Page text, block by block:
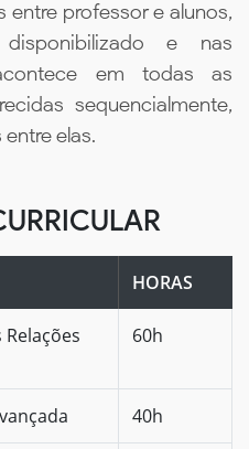
entre professor e alunos,
e nas
em todas as
sequencialmente,
elas.
HORAS
60h
40h